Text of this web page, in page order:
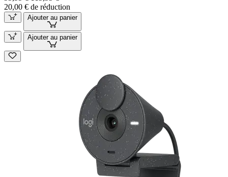
20,00 € de réduction
Ajouter au panier
Ajouter au panier